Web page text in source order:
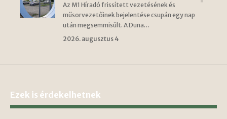
Az M1 Híradó frissített vezetésének és
műsorvezetőinek bejelentése csupán egy nap
után megsemmisült. A Duna…
2026. augusztus 4
Ezek is érdekelhetnek